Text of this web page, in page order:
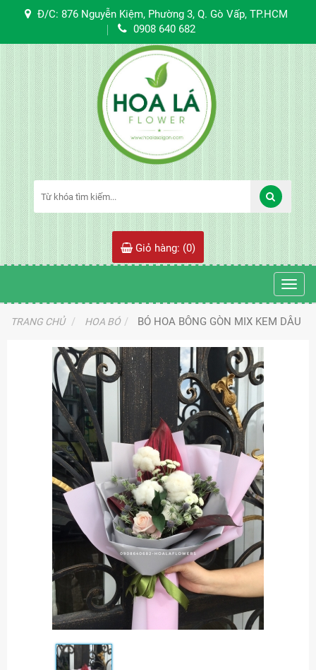
Đ/C: 876 Nguyễn Kiệm, Phường 3, Q. Gò Vấp, TP.HCM
0908 640 682
Giỏ hàng: (0)
TRANG CHỦ HOA BÓ BÓ HOA BÔNG GÒN MIX KEM DÂU